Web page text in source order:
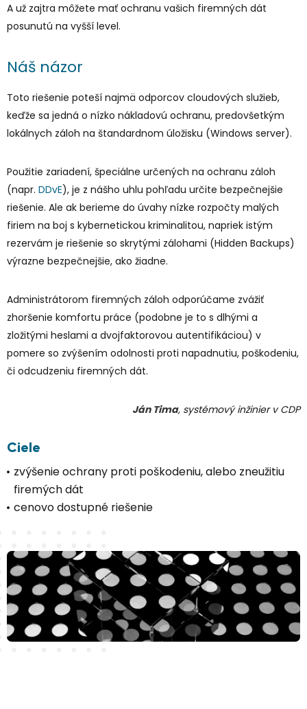
Ciele
zvýšenie ochrany proti poškodeniu, alebo zneužitiu
firemých dát
cenovo dostupné riešenie
A už zajtra môžete mať ochranu vašich firemných dát
posunutú na vyšší level.
Náš názor
Toto riešenie poteší najmä odporcov cloudových služieb,
keďže sa jedná o nízko nákladovú ochranu, predovšetkým
lokálnych záloh na štandardnom úložisku (Windows server).
Použitie zariadení, špeciálne určených na ochranu záloh
(napr. DDvE), je z nášho uhlu pohľadu určite bezpečnejšie
riešenie. Ale ak berieme do úvahy nízke rozpočty malých
firiem na boj s kybernetickou kriminalitou, napriek istým
rezervám je riešenie so skrytými zálohami (Hidden Backups)
výrazne bezpečnejšie, ako žiadne.
Administrátorom firemných záloh odporúčame zvážiť
zhoršenie komfortu práce (podobne je to s dlhými a
zložitými heslami a dvojfaktorovou autentifikáciou) v
pomere so zvýšením odolnosti proti napadnutiu, poškodeniu,
či odcudzeniu firemných dát.
Ján Tima, systémový inžinier v CDP